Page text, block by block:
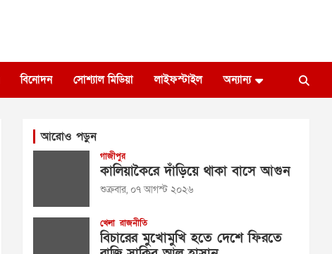
বিনোদন সোশ্যাল মিডিয়া লাইফস্টাইল অন্যান্য
আরোও পড়ুন
গাজীপুর
কালিয়াকৈরে দাঁড়িয়ে থাকা বাসে আগুন
শুক্রবার, ০৭ আগস্ট ২০২৬
খেলা রাজনীতি
বিচারের মুখোমুখি হতে দেশে ফিরতে